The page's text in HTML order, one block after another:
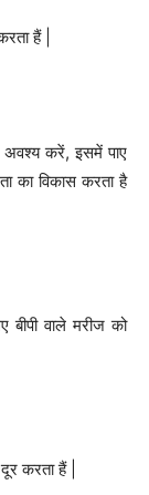
हैं |
अवश्य करें, इसमें पाए
का विकास करता है
वाले मरीज को
करता हैं |